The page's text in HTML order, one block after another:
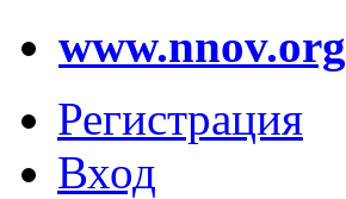
www.nnov.org
Регистрация
Вход